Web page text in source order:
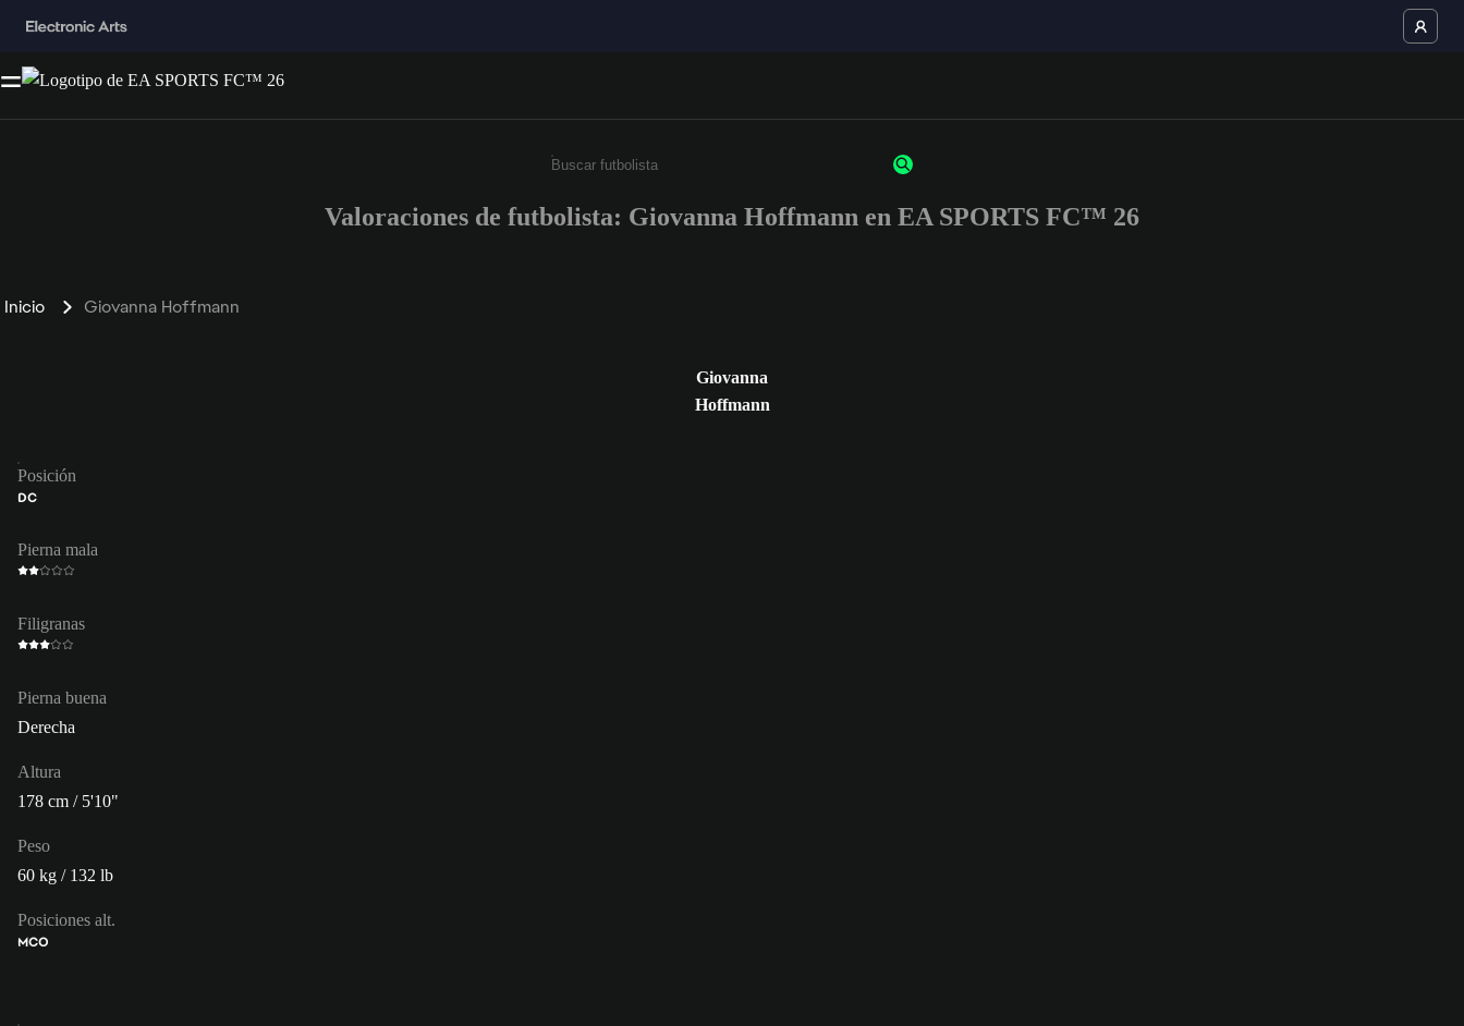
Escribe un mínimo de 3 caracteres o números.
Valoraciones de futbolista: Giovanna Hoffmann en EA SPORTS FC™ 26
Inicio Giovanna Hoffmann
Giovanna
Hoffmann
Posición
DC
Pierna mala
Filigranas
Pierna buena
Derecha
Altura
178 cm / 5'10"
Peso
60 kg / 132 lb
Posiciones alt.
MCO